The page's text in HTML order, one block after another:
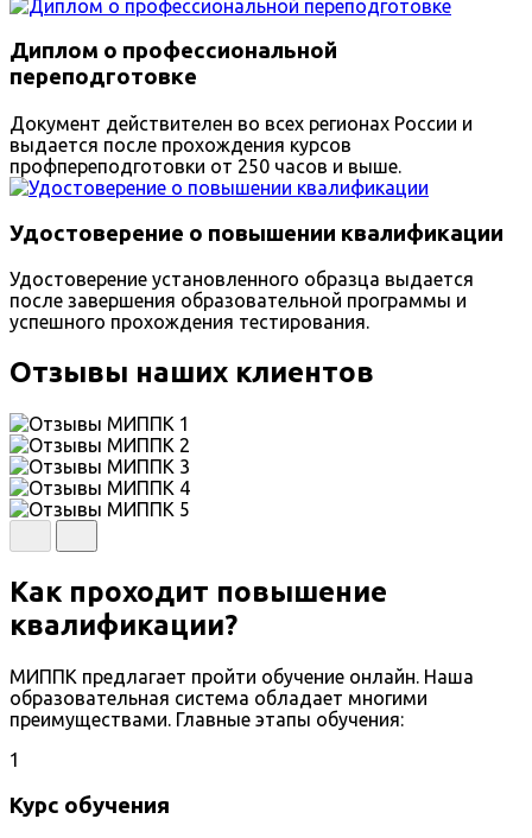
Диплом о профессиональной
переподготовке
Документ действителен во всех регионах России и
выдается после прохождения курсов
профпереподготовки от 250 часов и выше.
Удостоверение о повышении квалификации
Удостоверение установленного образца выдается
после завершения образовательной программы и
успешного прохождения тестирования.
Отзывы наших клиентов
Как проходит повышение
квалификации?
МИППК предлагает пройти обучение онлайн. Наша
образовательная система обладает многими
преимуществами. Главные этапы обучения:
1
Курс обучения